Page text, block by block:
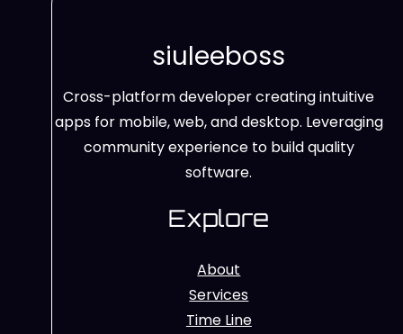
siuleeboss
Cross-platform developer creating intuitive
apps for mobile, web, and desktop. Leveraging
community experience to build quality
software.
Explore
About
Services
Time Line